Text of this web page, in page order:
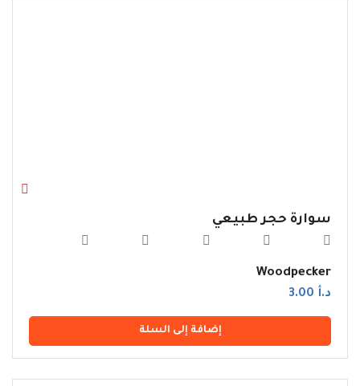
سوارة حجر طبيعي
Woodpecker
د.أ 3.00
إضافة إلى السلة